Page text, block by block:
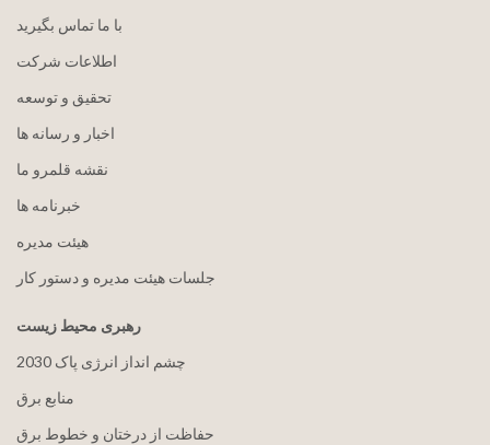
با ما تماس بگیرید
اطلاعات شرکت
تحقیق و توسعه
اخبار و رسانه ها
نقشه قلمرو ما
خبرنامه ها
هيئت مدیره
جلسات هیئت مدیره و دستور کار
رهبری محیط زیست
2030 چشم انداز انرژی پاک
منابع برق
حفاظت از درختان و خطوط برق